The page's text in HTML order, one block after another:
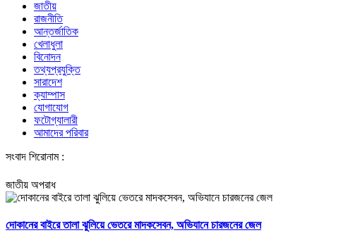
জাতীয়
রাজনীতি
আন্তর্জাতিক
খেলাধুলা
বিনোদন
তথ্যপ্রযুক্তি
সারাদেশ
ক্যাম্পাস
যোগাযোগ
ফটোগ্যালারী
আমাদের পরিবার
সংবাদ শিরোনাম :
জাতীয় অপরাধ
দোকানের বাইরে তালা ঝুলিয়ে ভেতরে মাদকসেবন, অভিযানে চারজনের জেল